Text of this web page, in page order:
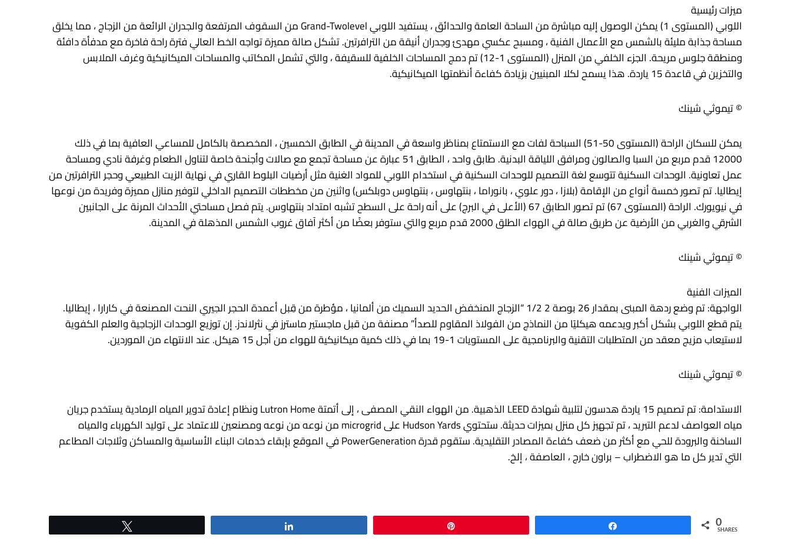
ميزات رئيسية
اللوبي (المستوى 1) يمكن الوصول إليه مباشرة من الساحة العامة والحدائق ، يستفيد اللوبي Grand-Twolevel من السقوف المرتفعة والجدران الرائعة من الزجاج ، مما يخلق
مساحة جذابة مليئة بالشمس مع الأعمال الفنية ، ومسبح عكسي مهدئ وجدران أنيقة من الترافرتين. تشكل صالة مميزة تواجه الخط العالي فترة راحة فاخرة مع مدفأة دافئة
ومنطقة جلوس مريحة. الجزء الخلفي من المنزل (المستوى 1-12) تم دمج المساحات الخلفية للسقيفة ، والتي تشمل المكاتب والمساحات الميكانيكية وغرف الملابس
والتخزين في قاعدة 15 ياردة. هذا يسمح لكلا المبنيين بزيادة كفاءة أنظمتها الميكانيكية.
© تيموثي شينك
يمكن للسكان الراحة (المستوى 50-51) السباحة لفات مع الاستمتاع بمناظر واسعة في المدينة في الطابق الخمسين ، المخصصة بالكامل للمساعي العافية بما في ذلك
12000 قدم مربع من السبا والصالون ومرافق اللياقة البدنية. طابق واحد ، الطابق 51 عبارة عن مساحة تجمع مع صالات وأجنحة خاصة لتناول الطعام وغرفة نادي ومساحة
عمل تعاونية. الوحدات السكنية تتوسع لغة التصميم للوحدات السكنية في استخدام اللوبي للمواد الغنية مثل أرضيات البلوط القاري في نهاية الزيت الطبيعي وحجر الترافرتين من
إيطاليا. تم تصور خمسة أنواع من الإقامة (بلازا ، دور علوي ، بانوراما ، بنتهاوس ، بنتهاوس دوبلكس) واثنين من مخططات التصميم الداخلي لتوفير منازل مميزة وفريدة من نوعها
في نيويورك. الراحة (المستوى 67) تم تصور الطابق 67 (الأعلى في البرج) على أنه راحة على السطح تشبه امتداد بنتهاوس. يتم فصل مساحتي الأحداث المرنة على الجانبين
الشرقي والغربي من الأرضية عن طريق صالة في الهواء الطلق 2000 قدم مربع والتي ستوفر بعضًا من أكثر آفاق غروب الشمس المذهلة في المدينة.
© تيموثي شينك
الميزات الفنية
الواجهة: تم وضع ردهة المبنى بمقدار 26 بوصة 2 1/2 “الزجاج المنخفض الحديد السميك من ألمانيا ، مؤطرة من قِبل أعمدة الحجر الجيري النحت المصنعة في كارارا ، إيطاليا.
يتم قطع اللوبي بشكل أكبر ويدعمه هيكليًا من النماذج من الفولاذ المقاوم للصدأ” مصنفة من قبل ماجستير ماسترز في نثرلاندز. إن توزيع الوحدات الزجاجية والعلم الكفوية
لاستيعاب مزيج معقد من المتطلبات التقنية والبرنامجية على المستويات 1-19 بما في ذلك كمية ميكانيكية للهواء من أجل 15 هيكل. عند الانتهاء من الموردين.
© تيموثي شينك
الاستدامة: تم تصميم 15 ياردة هدسون لتلبية شهادة LEED الذهبية. من الهواء النقي المصفى ، إلى أتمتة Lutron Home ونظام إعادة تدوير المياه الرمادية يستخدم جريان
مياه العواصف لدعم التبريد ، تم تجهيز كل منزل بميزات حديثة. ستحتوي Hudson Yards على microgrid من نوعه من نوعه ومصنعين للاعتماد على توليد الكهرباء والمياه
الساخنة والبرودة للحي مع أكثر من ضعف كفاءة المصادر التقليدية. ستقوم قدرة PowerGeneration في الموقع بإبقاء خدمات البناء الأساسية والمساكن وثلاجات المطاعم
التي تدير كل ما هو الاضطراب – براون خارج ، العاصفة ، إلخ.
0
SHARES